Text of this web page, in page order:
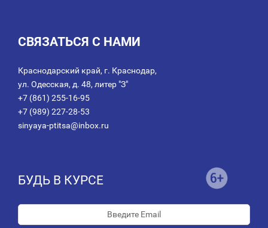
СВЯЗАТЬСЯ С НАМИ
Краснодарский край, г. Краснодар,
ул. Одесская, д. 48, литер "З"
+7 (861) 255-16-95
+7 (989) 227-28-53
sinyaya-ptitsa@inbox.ru
БУДЬ В КУРСЕ